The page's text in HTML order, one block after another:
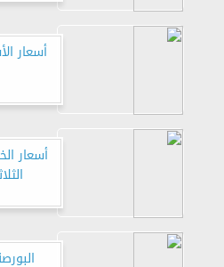
أسعار
الثلاثاء 12